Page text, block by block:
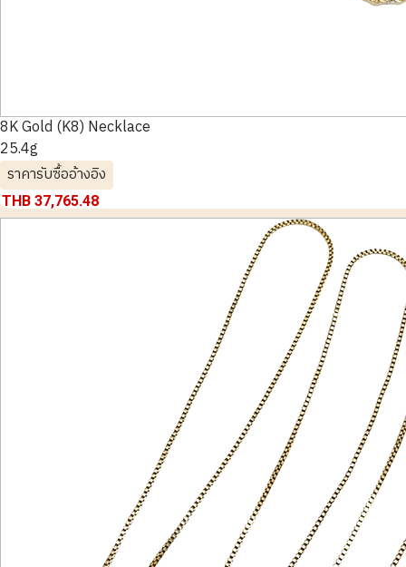
8K Gold (K8) Necklace
25.4g
ราคารับซื้ออ้างอิง
THB 37,765.48